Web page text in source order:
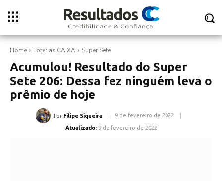
Home Loterias CAIXA Super Sete
Acumulou! Resultado do Super
Sete 206: Dessa fez ninguém leva o
prêmio de hoje
Por Filipe Siqueira 9 de fevereiro de 2022
Atualizado: 9 de fevereiro de 2022